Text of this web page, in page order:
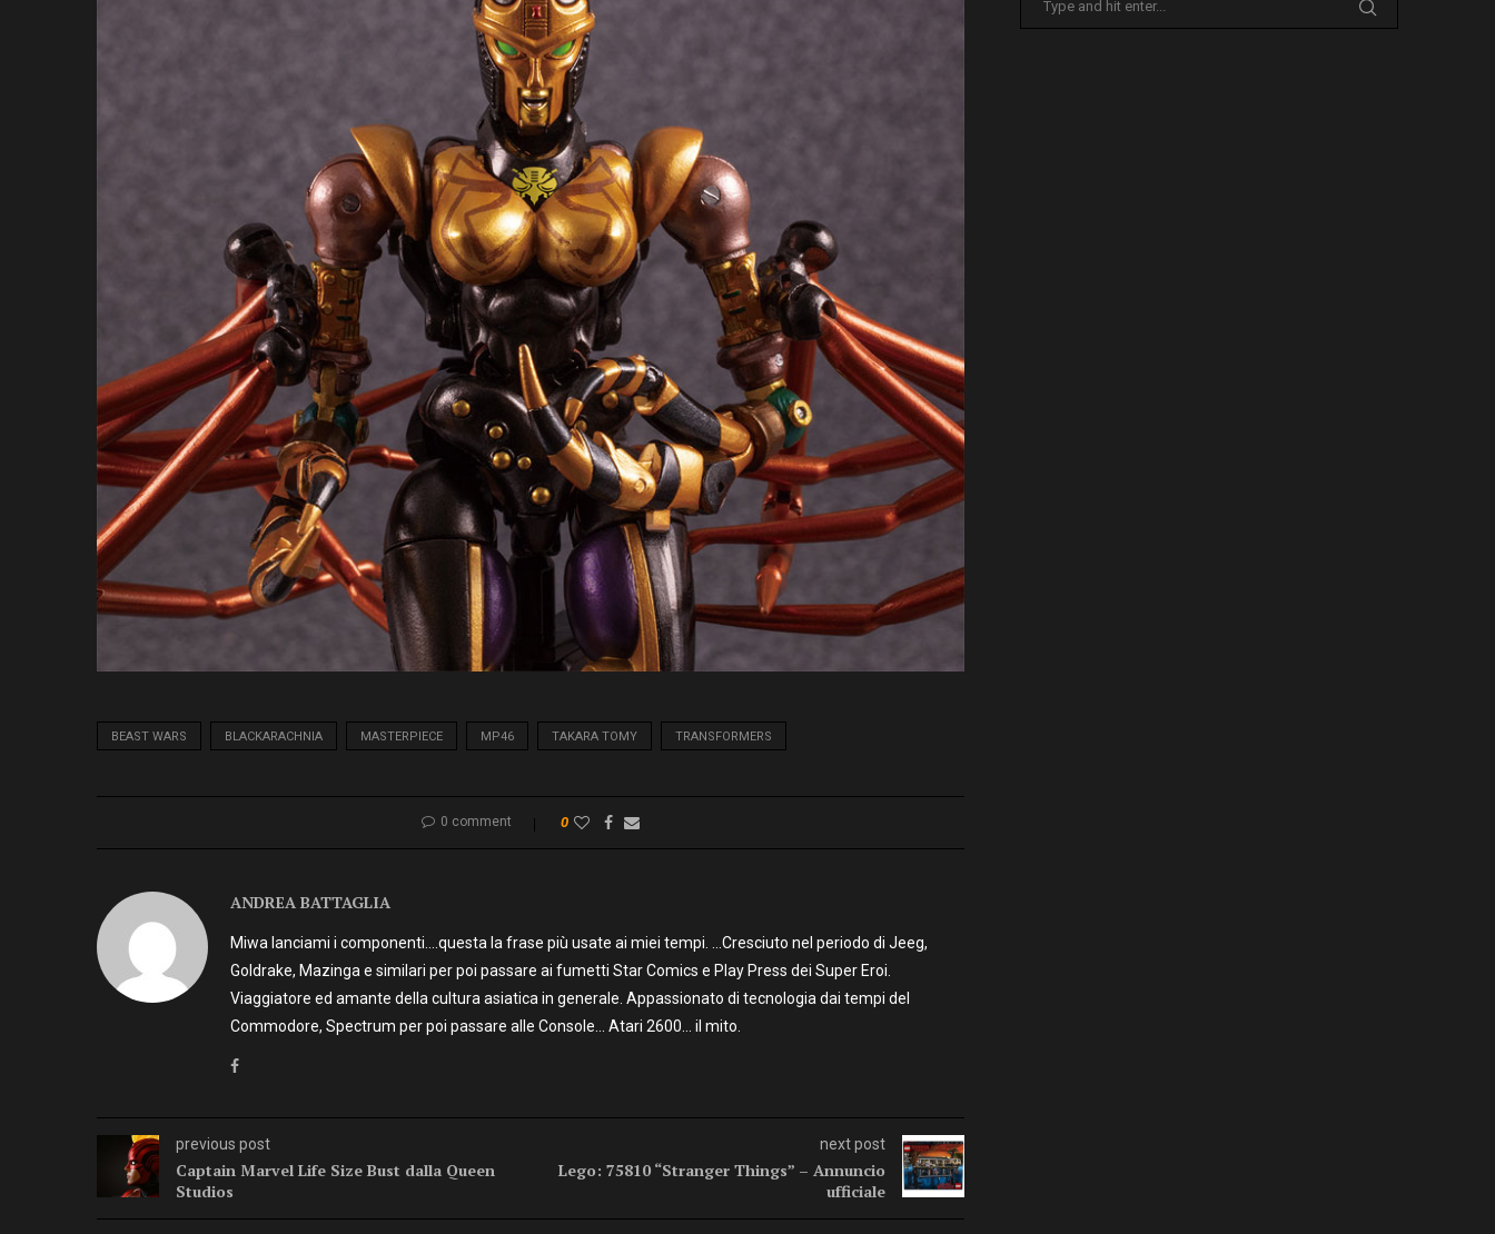
BEAST WARS BLACKARACHNIA MASTERPIECE MP46 TAKARA TOMY TRANSFORMERS
0 comment 0
ANDREA BATTAGLIA
Miwa lanciami i componenti….questa la frase più usate ai miei tempi. …Cresciuto nel periodo di Jeeg,
Goldrake, Mazinga e similari per poi passare ai fumetti Star Comics e Play Press dei Super Eroi.
Viaggiatore ed amante della cultura asiatica in generale. Appassionato di tecnologia dai tempi del
Commodore, Spectrum per poi passare alle Console… Atari 2600… il mito.
previous post
Captain Marvel Life Size Bust dalla Queen
Studios
next post
Lego: 75810 “Stranger Things” – Annuncio
ufficiale